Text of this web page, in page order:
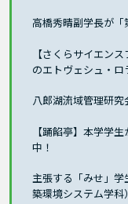
高橋秀晴副学長が
【さくらサイエン
のエトヴェシュ・
八郎湖流域管理研
【踊餡亭】本学学
中！
主張する「みせ」
築環境システム学科）